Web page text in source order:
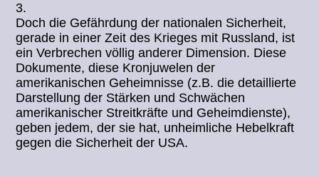
3.
Doch die Gefährdung der nationalen Sicherheit,
gerade in einer Zeit des Krieges mit Russland, ist
ein Verbrechen völlig anderer Dimension. Diese
Dokumente, diese Kronjuwelen der
amerikanischen Geheimnisse (z.B. die detaillierte
Darstellung der Stärken und Schwächen
amerikanischer Streitkräfte und Geheimdienste),
geben jedem, der sie hat, unheimliche Hebelkraft
gegen die Sicherheit der USA.